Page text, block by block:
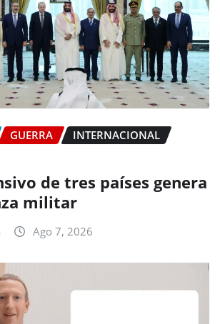
GUERRA
INTERNACIONAL
de tres países genera
militar
Ago 7, 2026